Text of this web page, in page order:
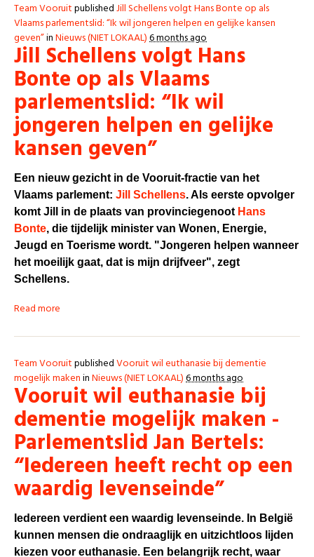
Team VooruitpublishedJill Schellens volgt Hans Bonte op als
Vlaams parlementslid: “Ik wil jongeren helpen en gelijke kansen
geven”inNieuws (NIET LOKAAL)6 months ago
Jill Schellens volgt Hans
Bonte op als Vlaams
parlementslid: “Ik wil
jongeren helpen en gelijke
kansen geven”
Een nieuw gezicht in de Vooruit-fractie van het
Vlaams parlement: Jill Schellens. Als eerste opvolger
komt Jill in de plaats van provinciegenoot Hans
Bonte, die tijdelijk minister van Wonen, Energie,
Jeugd en Toerisme wordt. "Jongeren helpen wanneer
het moeilijk gaat, dat is mijn drijfveer", zegt
Schellens.
Read more
Team VooruitpublishedVooruit wil euthanasie bij dementie
mogelijk makeninNieuws (NIET LOKAAL)6 months ago
Vooruit wil euthanasie bij
dementie mogelijk maken -
Parlementslid Jan Bertels:
“Iedereen heeft recht op een
waardig levenseinde”
Iedereen verdient een waardig levenseinde. In België
kunnen mensen die ondraaglijk en uitzichtloos lijden
kiezen voor euthanasie. Een belangrijk recht, waar